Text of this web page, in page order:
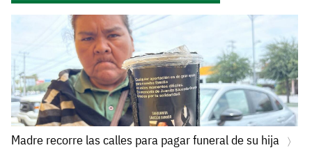
Madre recorre las calles para pagar funeral de su hija